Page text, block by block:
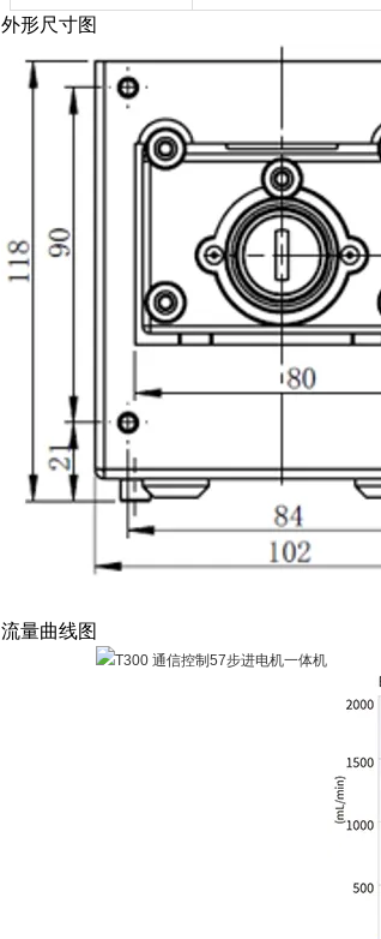
外形尺寸图
流量曲线图